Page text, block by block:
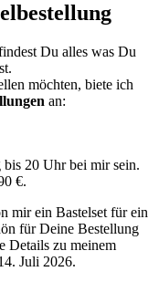
Du alles was Du
möchten, biete ich
an:
bis 20 Uhr bei mir sein.
€.
mir ein Bastelset für ein
für Deine Bestellung
Details zu meinem
Juli 2026.